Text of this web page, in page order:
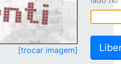
[trocar imagem]